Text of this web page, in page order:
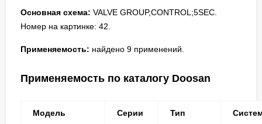
Основная схема: VALVE GROUP,CONTROL;5SEC.
Номер на картинке: 42.
Применяемость: найдено 9 применений.
Применяемость по каталогу Doosan
Модель Серии Тип